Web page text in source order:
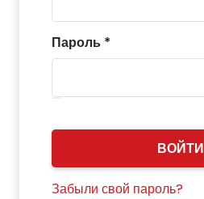
Пароль *
ВОЙТИ
Забыли свой пароль?